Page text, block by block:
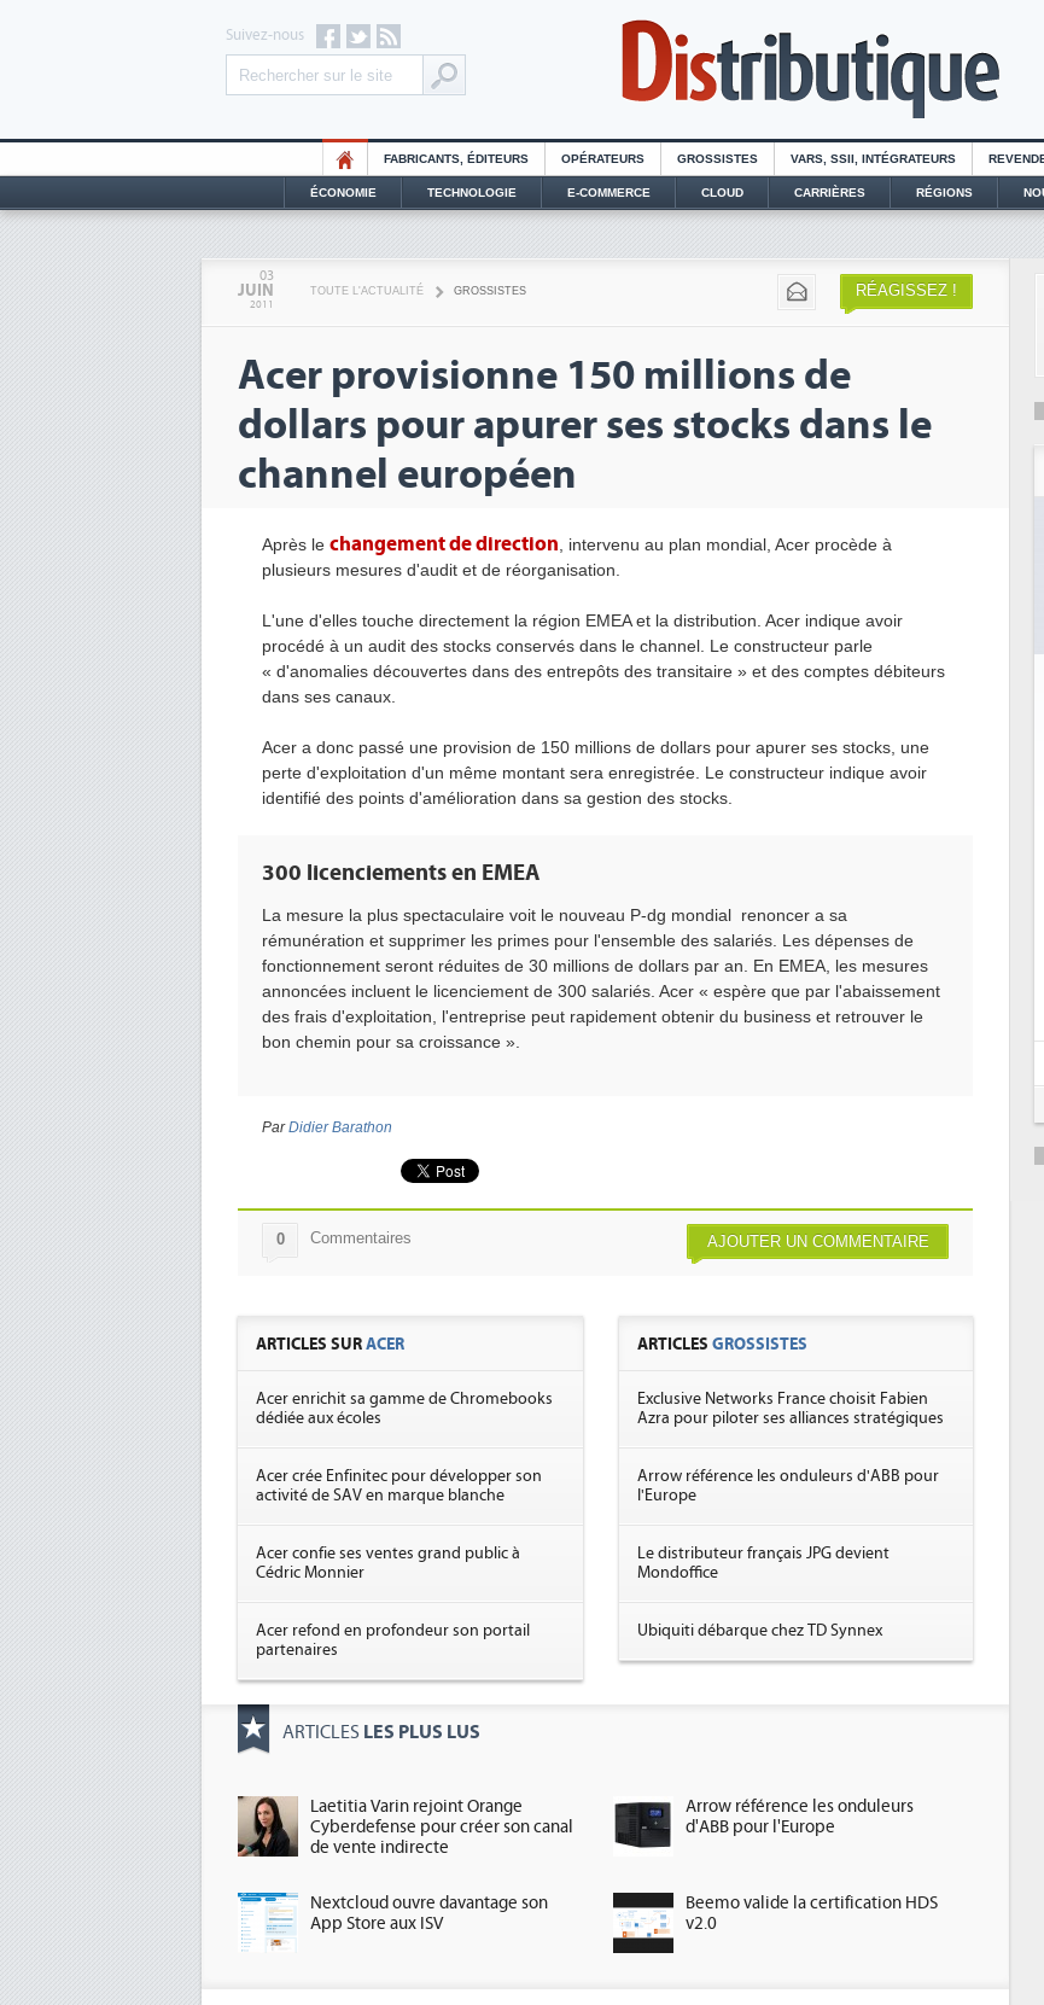
Suivez-nous
FABRICANTS, ÉDITEURS OPÉRATEURS GROSSISTES VARS, SSII, INTÉGRATEURS
ÉCONOMIE TECHNOLOGIE E-COMMERCE CLOUD CARRIÈRES RÉGIONS
03
JUIN
2011
TOUTE L'ACTUALITÉ GROSSISTES RÉAGISSEZ !
Acer provisionne 150 millions de
dollars pour apurer ses stocks dans le
channel européen
Après le changement de direction , intervenu au plan mondial, Acer procède à
plusieurs mesures d'audit et de réorganisation.
L'une d'elles touche directement la région EMEA et la distribution. Acer indique avoir
procédé à un audit des stocks conservés dans le channel. Le constructeur parle
« d'anomalies découvertes dans des entrepôts des transitaire » et des comptes débiteurs
dans ses canaux.
Acer a donc passé une provision de 150 millions de dollars pour apurer ses stocks, une
perte d'exploitation d'un même montant sera enregistrée. Le constructeur indique avoir
identifié des points d'amélioration dans sa gestion des stocks.
300 licenciements en EMEA
La mesure la plus spectaculaire voit le nouveau P-dg mondial renoncer a sa
rémunération et supprimer les primes pour l'ensemble des salariés. Les dépenses de
fonctionnement seront réduites de 30 millions de dollars par an. En EMEA, les mesures
annoncées incluent le licenciement de 300 salariés. Acer « espère que par l'abaissement
des frais d'exploitation, l'entreprise peut rapidement obtenir du business et retrouver le
bon chemin pour sa croissance ».
ParDidier Barathon
AJOUTER UN COMMENTAIRE
0 Commentaires
ARTICLES SURACER
Acer enrichit sa gamme de Chromebooks
dédiée aux écoles
Acer crée Enfinitec pour développer son
activité de SAV en marque blanche
Acer confie ses ventes grand public à
Cédric Monnier
Acer refond en profondeur son portail
partenaires
ARTICLESGROSSISTES
Exclusive Networks France choisit Fabien
Azra pour piloter ses alliances stratégiques
Arrow référence les onduleurs d'ABB pour
l'Europe
Le distributeur français JPG devient
Mondoffice
Ubiquiti débarque chez TD Synnex
ARTICLES LES PLUS LUS
Laetitia Varin rejoint Orange
Cyberdefense pour créer son canal
de vente indirecte
Arrow référence les onduleurs
d'ABB pour l'Europe
Nextcloud ouvre davantage son
App Store aux ISV
Beemo valide la certification HDS
v2.0
En
aidant à
La
IA